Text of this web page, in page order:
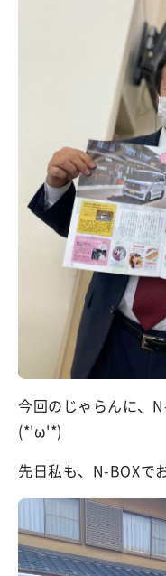
今回のじゃらんに、
(*'ω'*)
先日私も、N-BOXで